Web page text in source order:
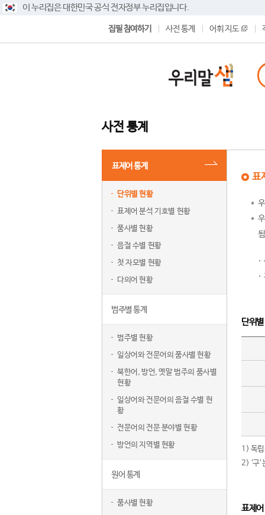
이 누리집은 대한민국 공식 전자정부 누리집입니다.
집필 참여하기 사전 통계 어휘 지도
사전 통계
표제어 통계
단위별 현황
표제어 분석 기호별 현황
품사별 현황
음절 수별 현황
첫 자모별 현황
다의어 현황
범주별 통계
범주별 현황
일상어와 전문어의 품사별 현황
북한어, 방언, 옛말 범주의 품사별
현황
일상어와 전문어의 음절 수별 현
황
전문어의 전문 분야별 현황
방언의 지역별 현황
원어 통계
품사별 현황
표
단위
1) 독립
2) ‘구
표제